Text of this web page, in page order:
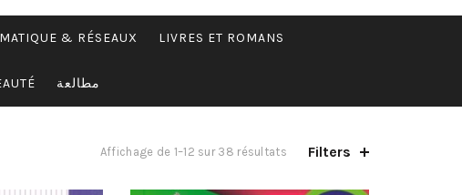
& RÉSEAUX LIVRES ET ROMANS
مطالعة
Affichage de 1–12 sur 38 résultats
popularité
Filters